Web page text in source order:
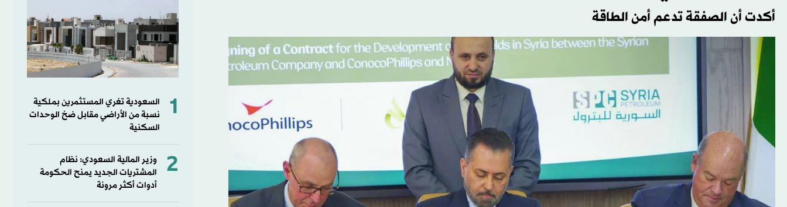
أكدت أن الصفقة تدعم أمن الطاقة
1
السعودية تغري المستثمرين بملكية
نسبة من الأراضي مقابل ضخ الوحدات
السكنية
2
وزير المالية السعودي: نظام
المشتريات الجديد يمنح الحكومة
أدوات أكثر مرونة